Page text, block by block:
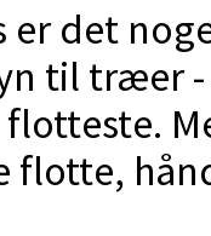
er det
til træer
flotte,